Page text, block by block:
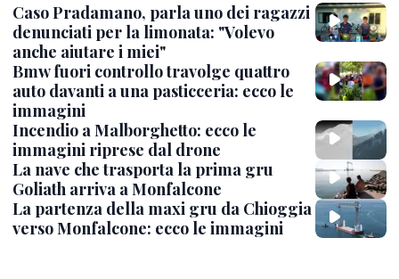
Caso Pradamano, parla uno dei ragazzi
denunciati per la limonata: "Volevo
anche aiutare i miei"
Bmw fuori controllo travolge quattro
auto davanti a una pasticceria: ecco le
immagini
Incendio a Malborghetto: ecco le
immagini riprese dal drone
La nave che trasporta la prima gru
Goliath arriva a Monfalcone
La partenza della maxi gru da Chioggia
verso Monfalcone: ecco le immagini